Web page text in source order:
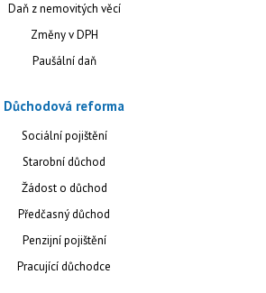
Daň z nemovitých věcí
Změny v DPH
Paušální daň
Důchodová reforma
Sociální pojištění
Starobní důchod
Žádost o důchod
Předčasný důchod
Penzijní pojištění
Pracující důchodce